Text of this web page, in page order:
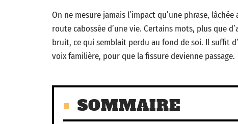
On ne mesure jamais l’impact qu’une phrase,
route cabossée d’une vie. Certains mots, plus que
bruit, ce qui semblait perdu au fond de soi. Il suffit
voix familière, pour que la fissure devienne passage.
SOMMAIRE